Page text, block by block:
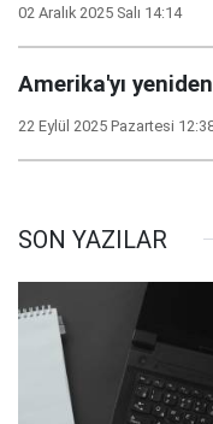
02 Aralık 2025 Salı 14:14
Amerika'yı
22 Eylül 2025 Pazartesi
SON YAZILAR